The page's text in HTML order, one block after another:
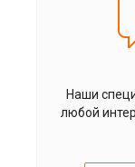
Наши
любой